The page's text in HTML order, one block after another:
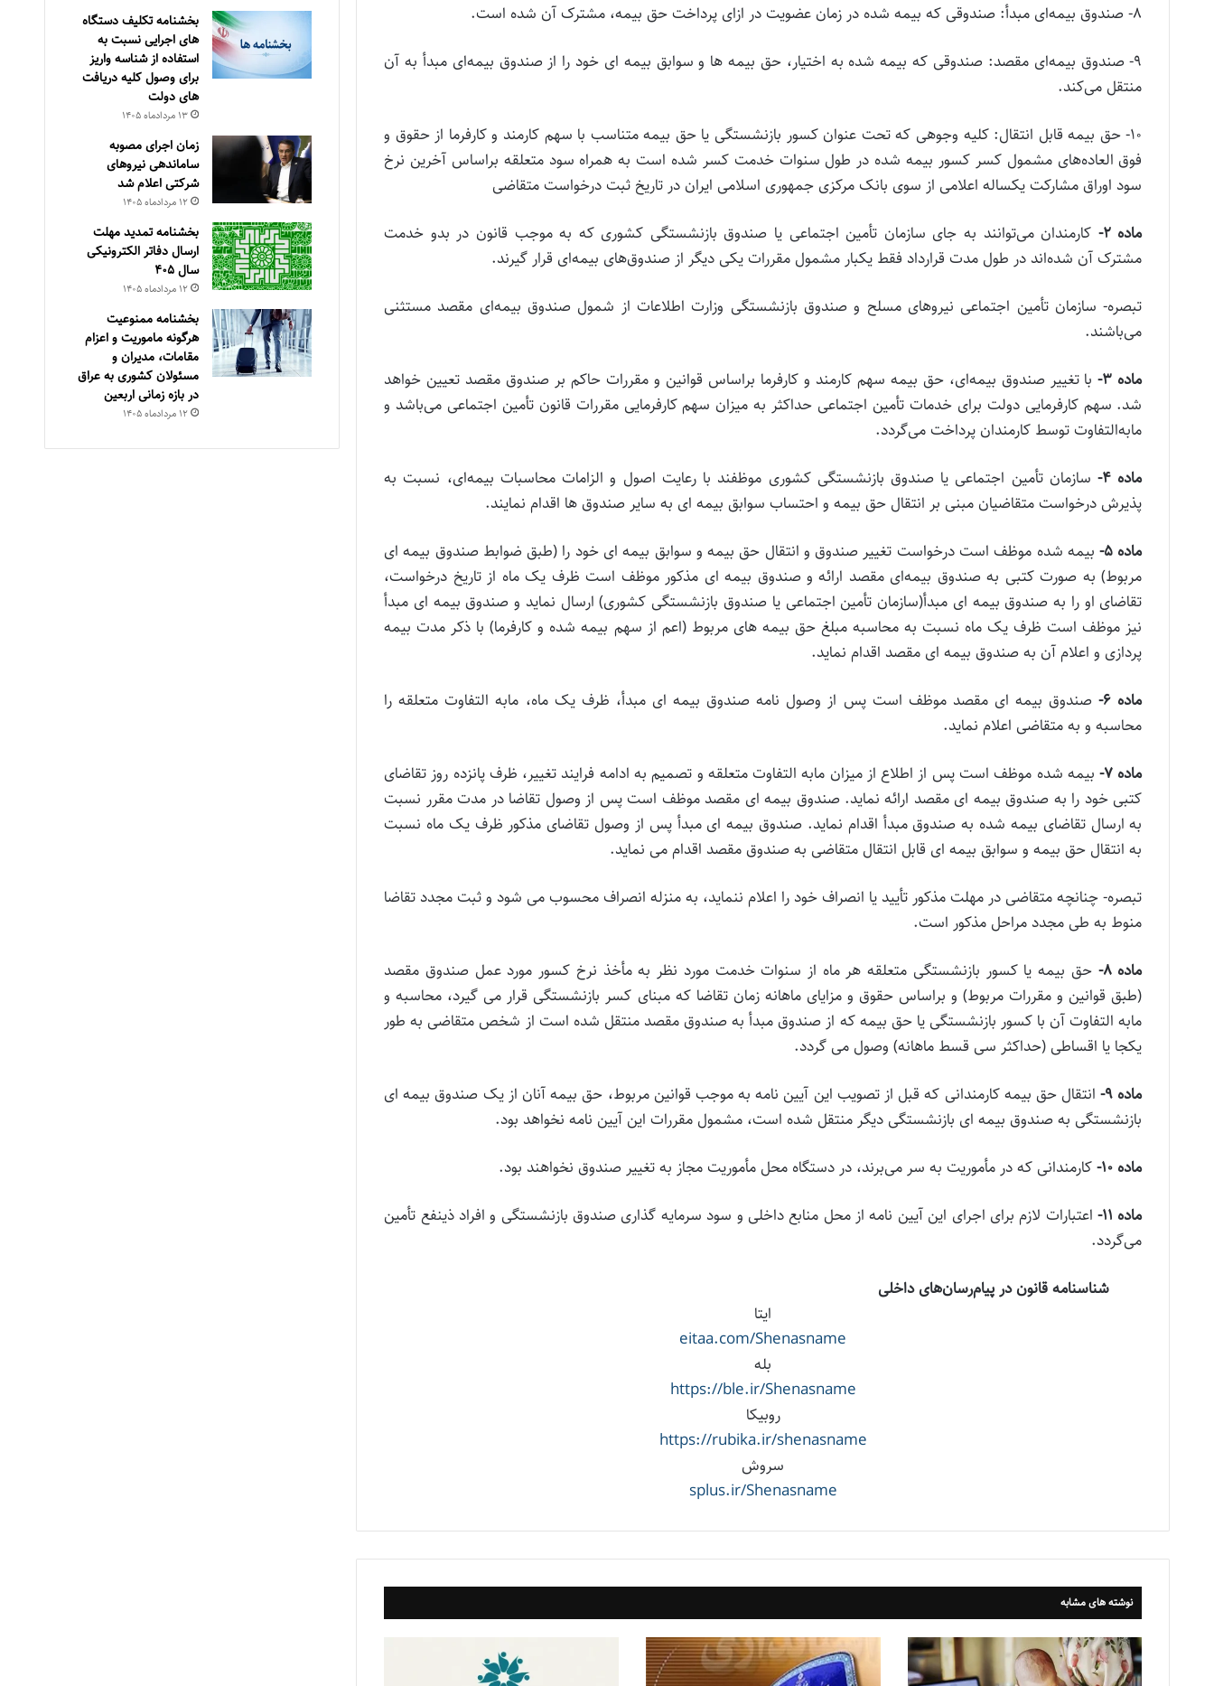
۸- صندوق بیمه‌ای مبدأ: صندوقی که بیمه شده در زمان عضویت در ازای پرداخت حق بیمه، مشترک آن شده است.
۹- صندوق بیمه‌ای مقصد: صندوقی که بیمه شده به اختیار، حق بیمه ها و سوابق بیمه ای خود را از صندوق بیمه‌ای مبدأ به آن
منتقل می‌کند.
۱۰- حق بیمه قابل انتقال: کلیه وجوهی که تحت عنوان کسور بازنشستگی یا حق بیمه متناسب با سهم کارمند و کارفرما از حقوق و
فوق العاده‌های مشمول کسر کسور بیمه شده در طول سنوات خدمت کسر شده است به همراه سود متعلقه براساس آخرین نرخ
سود اوراق مشارکت یکساله اعلامی از سوی بانک مرکزی جمهوری اسلامی ایران در تاریخ ثبت درخواست متقاضی
ماده ۲-
کارمندان می‌توانند به جای سازمان تأمین اجتماعی یا صندوق بازنشستگی کشوری که به موجب قانون در بدو خدمت
مشترک آن شده‌اند در طول مدت قرارداد فقط یکبار مشمول مقررات یکی دیگر از صندوق‌های بیمه‌ای قرار گیرند.
تبصره- سازمان تأمین اجتماعی نیروهای مسلح و صندوق بازنشستگی وزارت اطلاعات از شمول صندوق بیمه‌ای مقصد مستثنی
می‌باشند.
ماده ۳-
با تغییر صندوق بیمه‌ای، حق بیمه سهم کارمند و کارفرما براساس قوانین و مقررات حاکم بر صندوق مقصد تعیین خواهد
شد. سهم کارفرمایی دولت برای خدمات تأمین اجتماعی حداکثر به میزان سهم کارفرمایی مقررات قانون تأمین اجتماعی می‌باشد و
مابه‌التفاوت توسط کارمندان پرداخت می‌گردد.
ماده ۴-
سازمان تأمین اجتماعی یا صندوق بازنشستگی کشوری موظفند با رعایت اصول و الزامات محاسبات بیمه‌ای، نسبت به
پذیرش درخواست متقاضیان مبنی بر انتقال حق بیمه و احتساب سوابق بیمه ای به سایر صندوق ها اقدام نمایند.
ماده ۵-
بیمه شده موظف است درخواست تغییر صندوق و انتقال حق بیمه و سوابق بیمه ای خود را (طبق ضوابط صندوق بیمه ای
مربوط) به صورت کتبی به صندوق بیمه‌ای مقصد ارائه و صندوق بیمه ای مذکور موظف است ظرف یک ماه از تاریخ درخواست،
تقاضای او را به صندوق بیمه ای مبدأ(سازمان تأمین اجتماعی یا صندوق بازنشستگی کشوری) ارسال نماید و صندوق بیمه ای مبدأ
نیز موظف است ظرف یک ماه نسبت به محاسبه مبلغ حق بیمه های مربوط (اعم از سهم بیمه شده و کارفرما) با ذکر مدت بیمه
پردازی و اعلام آن به صندوق بیمه ای مقصد اقدام نماید.
ماده ۶-
صندوق بیمه ای مقصد موظف است پس از وصول نامه صندوق بیمه ای مبدأ، ظرف یک ماه، مابه التفاوت متعلقه را
محاسبه و به متقاضی اعلام نماید.
ماده ۷-
بیمه شده موظف است پس از اطلاع از میزان مابه التفاوت متعلقه و تصمیم به ادامه فرایند تغییر، ظرف پانزده روز تقاضای
کتبی خود را به صندوق بیمه ای مقصد ارائه نماید. صندوق بیمه ای مقصد موظف است پس از وصول تقاضا در مدت مقرر نسبت
به ارسال تقاضای بیمه شده به صندوق مبدأ اقدام نماید. صندوق بیمه ای مبدأ پس از وصول تقاضای مذکور ظرف یک ماه نسبت
به انتقال حق بیمه و سوابق بیمه ای قابل انتقال متقاضی به صندوق مقصد اقدام می نماید.
تبصره- چنانچه متقاضی در مهلت مذکور تأیید یا انصراف خود را اعلام ننماید، به منزله انصراف محسوب می شود و ثبت مجدد تقاضا
منوط به طی مجدد مراحل مذکور است.
ماده ۸-
حق بیمه یا کسور بازنشستگی متعلقه هر ماه از سنوات خدمت مورد نظر به مأخذ نرخ کسور مورد عمل صندوق مقصد
(طبق قوانین و مقررات مربوط) و براساس حقوق و مزایای ماهانه زمان تقاضا که مبنای کسر بازنشستگی قرار می گیرد، محاسبه و
مابه التفاوت آن با کسور بازنشستگی یا حق بیمه که از صندوق مبدأ به صندوق مقصد منتقل شده است از شخص متقاضی به طور
یکجا یا اقساطی (حداکثر سی قسط ماهانه) وصول می گردد.
ماده ۹-
انتقال حق بیمه کارمندانی که قبل از تصویب این آیین نامه به موجب قوانین مربوط، حق بیمه آنان از یک صندوق بیمه ای
بازنشستگی به صندوق بیمه ای بازنشستگی دیگر منتقل شده است، مشمول مقررات این آیین نامه نخواهد بود.
ماده ۱۰- کارمندانی که در مأموریت به سر می‌برند، در دستگاه محل مأموریت مجاز به تغییر صندوق نخواهند بود.
ماده ۱۱-
اعتبارات لازم برای اجرای این آیین نامه از محل منابع داخلی و سود سرمایه گذاری صندوق بازنشستگی و افراد ذینفع تأمین
می‌گردد.
شناسنامه قانون در پیام‌رسان‌های داخلی
ایتا
eitaa.com/Shenasname
بله
https://ble.ir/Shenasname
روبیکا
https://rubika.ir/shenasname
سروش
splus.ir/Shenasname
نوشته های مشابه
بخشنامه تکلیف دستگاه
های اجرایی نسبت به
استفاده از شناسه واریز
برای وصول کلیه دریافت
های دولت
۱۳ مرداد‌ماه ۱۴۰۵
زمان اجرای مصوبه
ساماندهی نیروهای
شرکتی اعلام شد
۱۲ مرداد‌ماه ۱۴۰۵
بخشنامه تمدید مهلت
ارسال دفاتر الکترونیکی
سال ۴۰۵
۱۲ مرداد‌ماه ۱۴۰۵
بخشنامه ممنوعیت
هرگونه ماموریت و اعزام
مقامات، مدیران و
مسئولان کشوری به عراق
در بازه زمانی اربعین
۱۲ مرداد‌ماه ۱۴۰۵